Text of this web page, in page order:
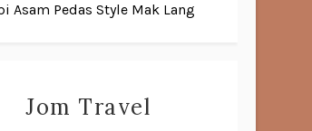
Asam Pedas Style Mak Lang
Jom Travel